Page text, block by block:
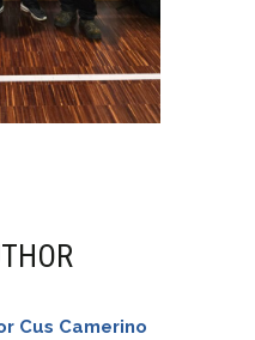
Cus Camerino